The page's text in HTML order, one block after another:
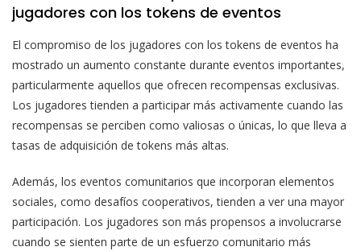
jugadores con los tokens de eventos
El compromiso de los jugadores con los tokens de eventos ha
mostrado un aumento constante durante eventos importantes,
particularmente aquellos que ofrecen recompensas exclusivas.
Los jugadores tienden a participar más activamente cuando las
recompensas se perciben como valiosas o únicas, lo que lleva a
tasas de adquisición de tokens más altas.
Además, los eventos comunitarios que incorporan elementos
sociales, como desafíos cooperativos, tienden a ver una mayor
participación. Los jugadores son más propensos a involucrarse
cuando se sienten parte de un esfuerzo comunitario más